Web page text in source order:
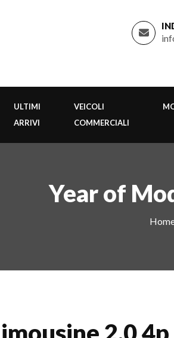
ULTIMI
ARRIVI
VEICOLI
COMMERCIALI
Year of